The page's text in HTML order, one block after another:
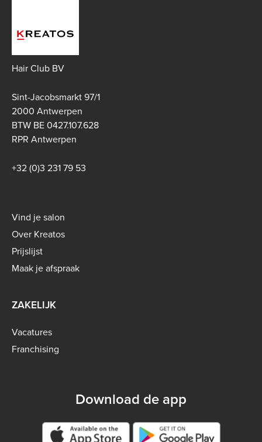
Hair Club BV
Sint-Jacobsmarkt 97/1
2000 Antwerpen
BTW BE 0427.107.628
RPR Antwerpen
+32 (0)3 231 79 53
Footer
menu
-
B2C
Vind je salon
Over Kreatos
Prijslijst
Maak je afspraak
ZAKELIJK
Vacatures
Franchising
Download de app
Google play store